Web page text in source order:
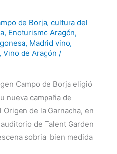
de Borja, cultura del
, Enoturismo Aragón,
, Madrid vino,
Vino de Aragón /
Campo de Borja eligió
nueva campaña de
de la Garnacha, en
de Talent Garden
sobria, bien medida